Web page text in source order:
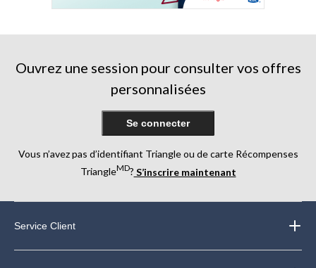
Ouvrez une session pour consulter vos offres
personnalisées
Se connecter
Vous n’avez pas d’identifiant Triangle ou de carte Récompenses
TriangleMD? S’inscrire maintenant
Service Client